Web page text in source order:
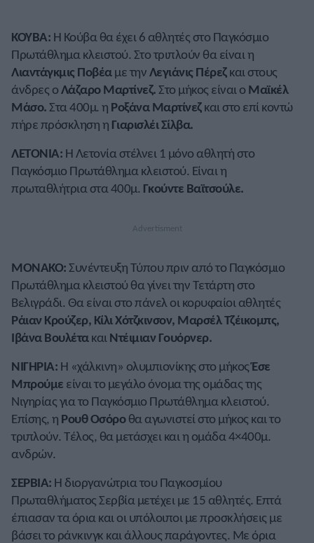
ΚΟΥΒΑ: Η Κούβα θα έχει 6 αθλητές στο Παγκόσμιο
Πρωτάθλημα κλειστού. Στο τριπλούν θα είναι η
Λιαντάγκμις Ποβέαμε τηνΛεγιάνις Πέρεζκαι στους
άνδρες οΛάζαρο Μαρτίνεζ.Στο μήκος είναι ο Μαϊκέλ
Μάσο.Στα 400μ. η Ροξάνα Μαρτίνεζκαι στο επί κοντώ
πήρε πρόσκληση η Γιαρισλέι Σίλβα.
ΛΕΤΟΝΙΑ: Η Λετονία στέλνει 1 μόνο αθλητή στο
Παγκόσμιο Πρωτάθλημα κλειστού. Είναι η
πρωταθλήτρια στα 400μ. Γκούντε Βαϊτσούλε.
ΜΟΝΑΚΟ:Συνέντευξη Τύπου πριν από το Παγκόσμιο
Πρωτάθλημα κλειστού θα γίνει την Τετάρτη στο
Βελιγράδι. Θα είναι στο πάνελ οι κορυφαίοι αθλητές
Ράιαν Κρούζερ, Κίλι Χότζκινσον, Μαρσέλ Τζέικομπς,
Ιβάνα ΒουλέτακαιΝτέιμιαν Γουόρνερ.
ΝΙΓΗΡΙΑ: Η «χάλκινη» ολυμπιονίκης στο μήκοςΈσε
Μπρούμε είναι το μεγάλο όνομα της ομάδας της
Νιγηρίας για το Παγκόσμιο Πρωτάθλημα κλειστού.
Επίσης, η Ρουθ Οσόροθα αγωνιστεί στο μήκος και το
τριπλούν. Τέλος, θα μετάσχει και η ομάδα 4×400μ.
ανδρών.
ΣΕΡΒΙΑ: Η διοργανώτρια του Παγκοσμίου
Πρωταθλήματος Σερβία μετέχει με 15 αθλητές. Επτά
έπιασαν τα όρια και οι υπόλοιποι με προσκλήσεις με
βάσει το ράνκινγκ και άλλους παράγοντες. Με όρια